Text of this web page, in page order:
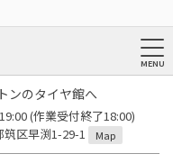
ンのタイヤ館へ
(作業受付終了18:00)
区早渕1-29-1
Map